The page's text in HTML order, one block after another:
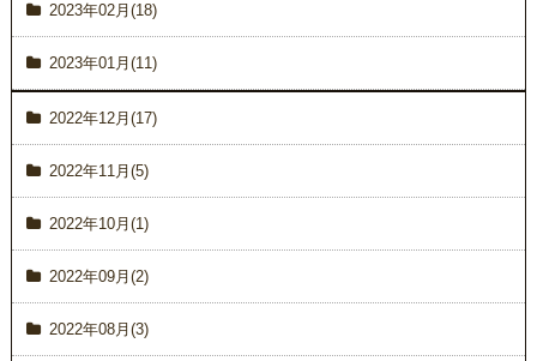
2023年02月(18)
2023年01月(11)
2022年12月(17)
2022年11月(5)
2022年10月(1)
2022年09月(2)
2022年08月(3)